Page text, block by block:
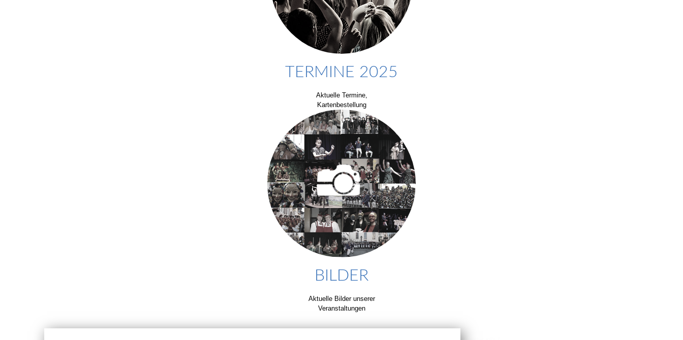
TERMINE 2025
Aktuelle Termine,
Kartenbestellung
BILDER
Aktuelle Bilder unserer
Veranstaltungen